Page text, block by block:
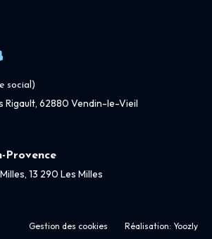
social)
Rigault, 62880 Vendin-le-Vieil
Provence
13 290 Les Milles
Gestion des cookies Réalisation: Yoozly